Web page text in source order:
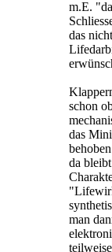
m.E.
das
schon
das
da
man